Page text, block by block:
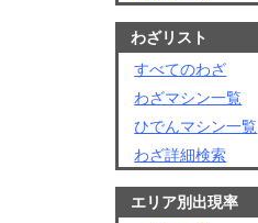
わざリスト
すべてのわざ
わざマシン一覧
ひでんマシン一覧
わざ詳細検索
エリア別出現率